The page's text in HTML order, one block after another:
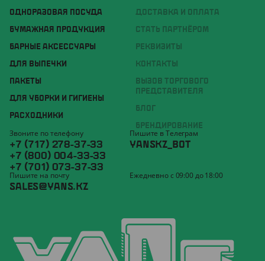
ОДНОРАЗОВАЯ ПОСУДА
БУМАЖНАЯ ПРОДУКЦИЯ
БАРНЫЕ АКСЕССУАРЫ
ДЛЯ ВЫПЕЧКИ
ПАКЕТЫ
ДЛЯ УБОРКИ И ГИГИЕНЫ
РАСХОДНИКИ
ДОСТАВКА И ОПЛАТА
СТАТЬ ПАРТНЁРОМ
РЕКВИЗИТЫ
КОНТАКТЫ
ВЫЗОВ ТОРГОВОГО
ПРЕДСТАВИТЕЛЯ
БЛОГ
БРЕНДИРОВАНИЕ
Звоните по телефону
+7 (717) 278-37-33
+7 (800) 004-33-33
+7 (701) 073-37-33
Пишите в Телеграм
YANSKZ_BOT
Пишите на почту
SALES@YANS.KZ
Ежедневно с 09:00 до 18:00